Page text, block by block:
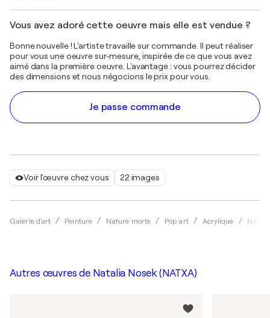
Voir l'œuvre chez vous 22 images
Galerie d'art Peinture Nature morte Pop art Acrylique
Vous avez adoré cette oeuvre mais elle est vendue ?
Bonne nouvelle ! L'artiste travaille sur commande. Il peut réaliser
pour vous une oeuvre sur-mesure, inspirée de ce que vous avez
aimé dans la première oeuvre. L'avantage : vous pourrez décider
des dimensions et nous négocions le prix pour vous.
Je passe commande
Autres œuvres de Natalia Nosek (NATXA)